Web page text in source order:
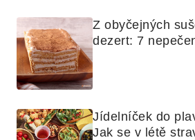
Z obyčejných
dezert: 7
Jídelníček do
Jak se v létě